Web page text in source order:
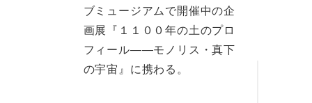
ブミュージアムで開催中の企
画展『１１００年の土のプロ
フィール――モノリス・真下
の宇宙』に携わる。